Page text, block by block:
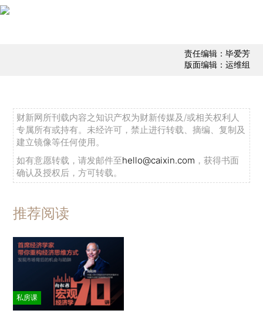
责任编辑：毕爱芳
版面编辑：运维组
财新网所刊载内容之知识产权为财新传媒及/或相关权利人
专属所有或持有。未经许可，禁止进行转载、摘编、复制及
建立镜像等任何使用。
如有意愿转载，请发邮件至hello@caixin.com ，获得书面
确认及授权后，方可转载。
推荐阅读
私房课